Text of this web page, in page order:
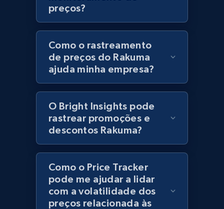
URL, Product id, Title, Product description,
Rating, Reviews count, Initial price, Discount,
and more.
1.3K+ 175+ Comece agora
Zara - Products
Category id, Product id, Product name, Price,
Currency, Colour code, Colour, Description, and
more.
Comece agora
preços?
Como o rastreamento
de preços do Rakuma
ajuda minha empresa?
O Bright Insights pode
rastrear promoções e
descontos Rakuma?
Como o Price Tracker
pode me ajudar a lidar
com a volatilidade dos
preços relacionada às